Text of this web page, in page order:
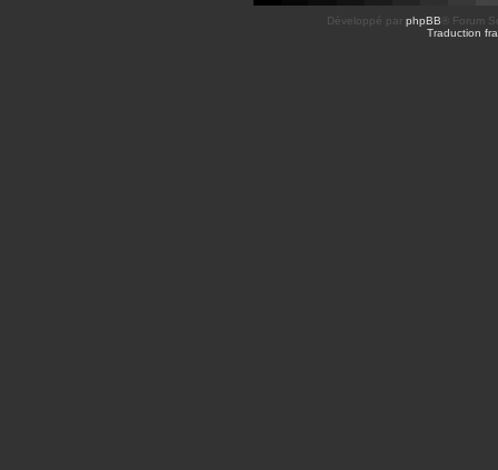
Développé par phpBB ® Forum
Traduction